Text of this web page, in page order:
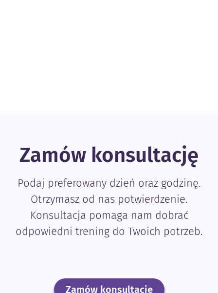
Zamów konsultację
Podaj preferowany dzień oraz godzinę.
Otrzymasz od nas potwierdzenie.
Konsultacja pomaga nam dobrać
odpowiedni trening do Twoich potrzeb.
Zamów konsultację